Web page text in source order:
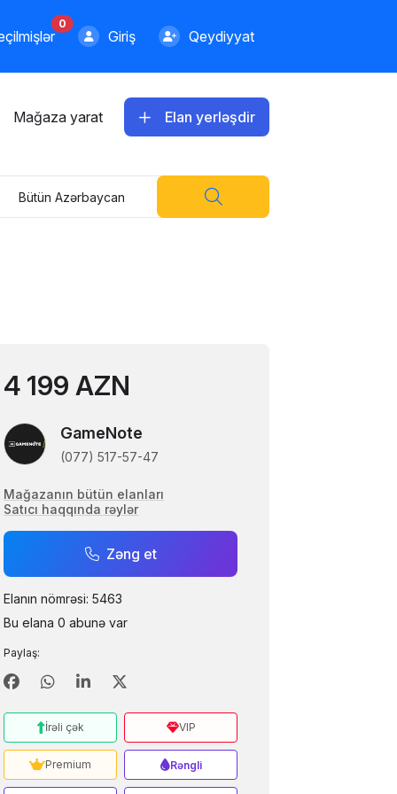
0
Giriş Qeydiyyat
Mağaza yarat Elan yerləşdir
Bütün Azərbaycan
4 199 AZN
GameNote
(077) 517-57-47
Mağazanın bütün elanları
Satıcı haqqında rəylər
Zəng et
Elanın nömrəsi: 5463
Bu elana 0 abunə var
Paylaş:
İrəli çək VIP
Premium Rəngli